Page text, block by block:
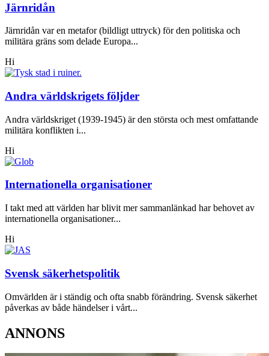
Järnridån
Järnridån var en metafor (bildligt uttryck) för den politiska och
militära gräns som delade Europa...
Hi
Andra världskrigets följder
Andra världskriget (1939-1945) är den största och mest omfattande
militära konflikten i...
Hi
Internationella organisationer
I takt med att världen har blivit mer sammanlänkad har behovet av
internationella organisationer...
Hi
Svensk säkerhetspolitik
Omvärlden är i ständig och ofta snabb förändring. Svensk säkerhet
påverkas av både händelser i vårt...
ANNONS